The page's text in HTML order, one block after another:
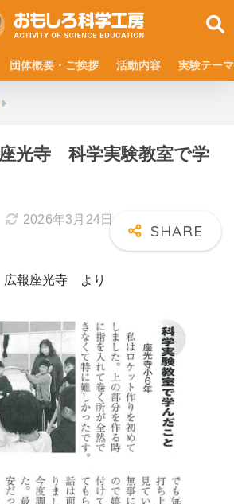
団体概要・ご挨拶 活動内容 実験テーマ
光寺 科学実験教室で学
2026年3月24日
報座光寺 より